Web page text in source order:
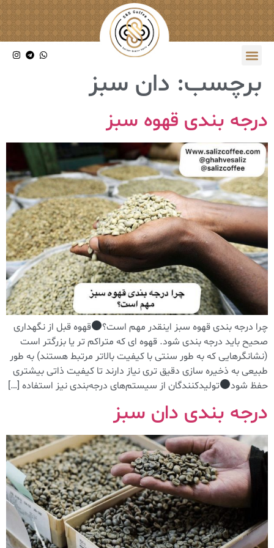
برچسب: دان سبز
درجه بندی قهوه سبز
چرا درجه بندی قهوه سبز اینقدر مهم است؟
قهوه قبل از نگهداری
صحیح باید درجه بندی شود. قهوه ای که متراکم تر یا بزرگتر است
(نشانگرهایی که به طور سنتی با کیفیت بالاتر مرتبط هستند) به طور
طبیعی به ذخیره سازی دقیق تری نیاز دارند تا کیفیت ذاتی بیشتری
حفظ شود
تولیدکنندگان از سیستم‌های درجه‌بندی نیز استفاده […]
درجه بندی دان سبز